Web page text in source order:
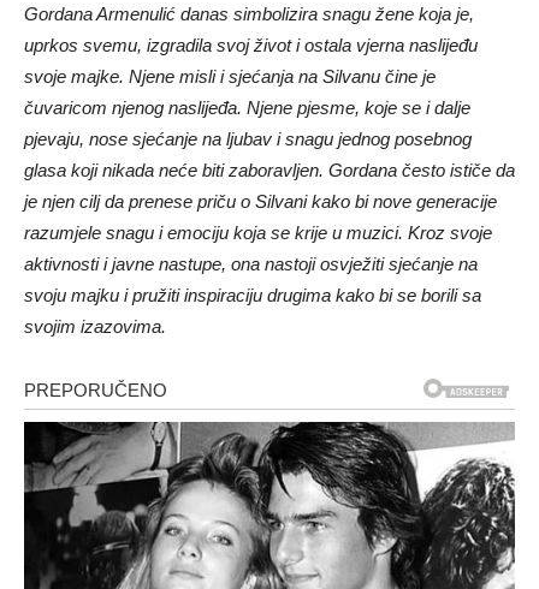
Gordana Armenulić danas simbolizira snagu žene koja je,
uprkos svemu, izgradila svoj život i ostala vjerna naslijeđu
svoje majke. Njene misli i sjećanja na Silvanu čine je
čuvaricom njenog naslijeđa. Njene pjesme, koje se i dalje
pjevaju, nose sjećanje na ljubav i snagu jednog posebnog
glasa koji nikada neće biti zaboravljen. Gordana često ističe da
je njen cilj da prenese priču o Silvani kako bi nove generacije
razumjele snagu i emociju koja se krije u muzici. Kroz svoje
aktivnosti i javne nastupe, ona nastoji osvježiti sjećanje na
svoju majku i pružiti inspiraciju drugima kako bi se borili sa
svojim izazovima.